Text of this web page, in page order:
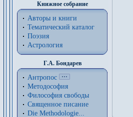
Книжное собрание
Авторы и книги
Тематический каталог
Поэзия
Астрология
Г.А. Бондарев
Антропос
Методософия
Философия cвободы
Священное писание
Die Methodologie...